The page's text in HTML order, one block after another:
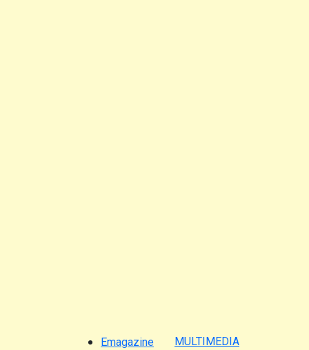
MULTIMEDIA
Emagazine